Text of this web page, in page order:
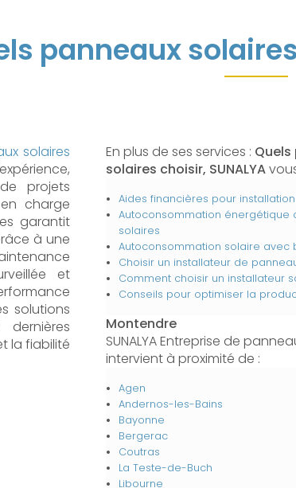
panneaux
solaires
projets
charge
garantit
à une
et
solutions
la fiabilité
En plus de ses services :
solaires choisir, SUNALYA
Aides financières pour
Autoconsommation énergétique
solaires
Autoconsommation solaire avec
Choisir un installateur de
Comment choisir un installateur
Conseils pour optimiser la
Montendre
SUNALYA Entreprise de
intervient à proximité de :
Agen
Andernos-les-Bains
Bayonne
Bergerac
Coutras
La Teste-de-Buch
Libourne